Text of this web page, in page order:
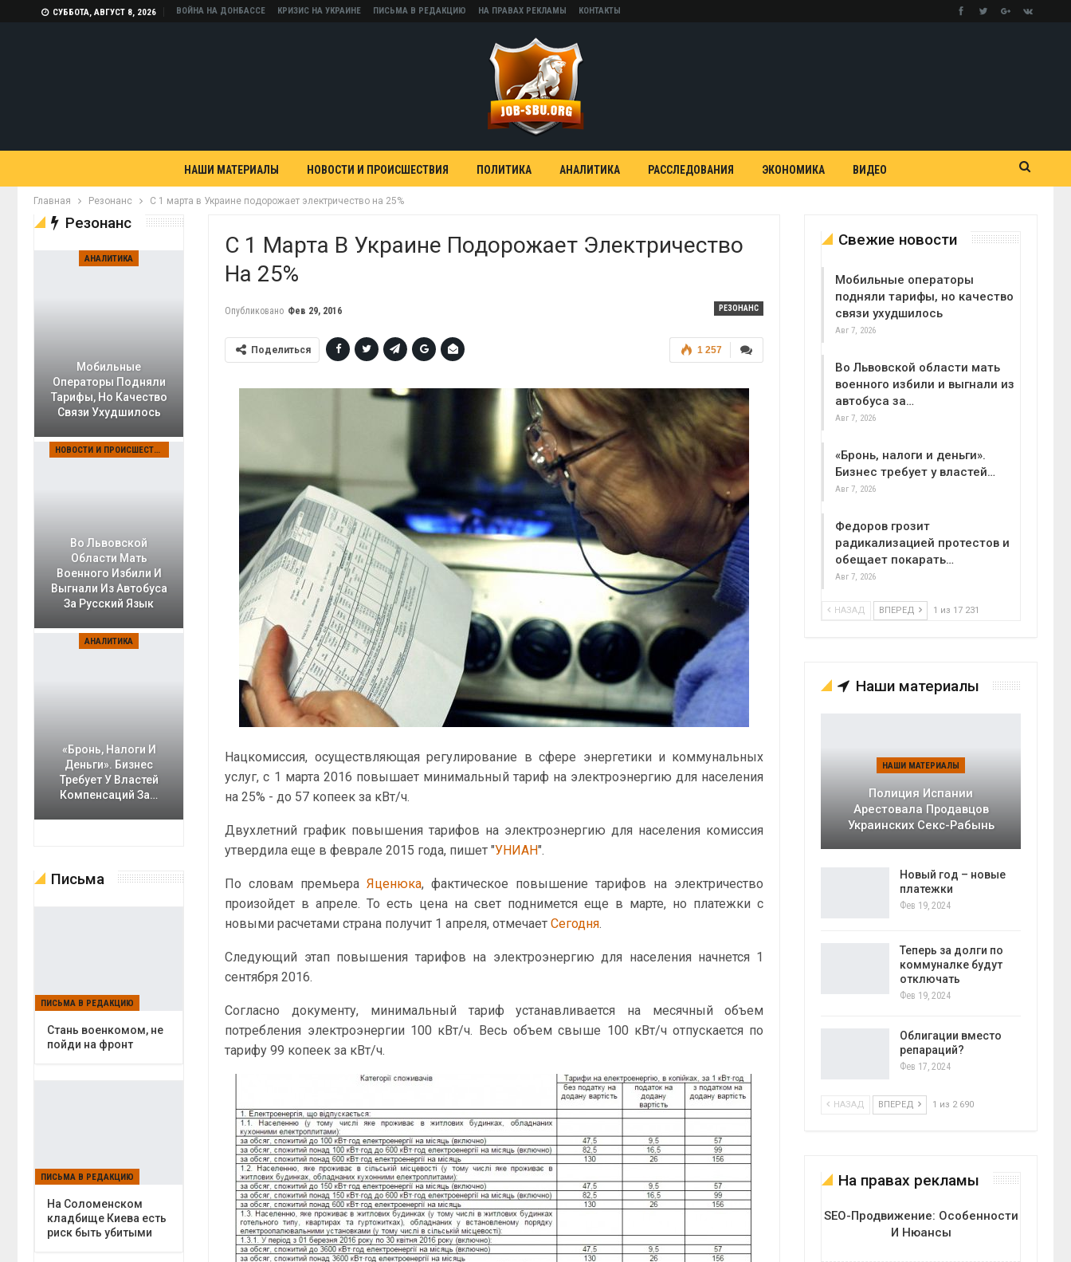
СУББОТА, АВГУСТ 8, 2026 ВОЙНА НА ДОНБАССЕ КРИЗИС НА УКРАИНЕ ПИСЬМА В РЕДАКЦИЮ НА ПРАВАХ РЕКЛАМЫ КОНТАКТЫ
НАШИ МАТЕРИАЛЫ НОВОСТИ И ПРОИСШЕСТВИЯ ПОЛИТИКА АНАЛИТИКА РАССЛЕДОВАНИЯ ЭКОНОМИКА ВИДЕО
Главная Резонанс С 1 марта в Украине подорожает электричество на 25%
С 1 Марта В Украине Подорожает Электричество
На 25%
РЕЗОНАНС
Опубликовано Фев 29, 2016
1 257
Поделиться
Нацкомиссия, осуществляющая регулирование в сфере энергетики и коммунальных
услуг, с 1 марта 2016 повышает минимальный тариф на электроэнергию для населения
на 25% - до 57 копеек за кВт/ч.
Двухлетний график повышения тарифов на электроэнергию для населения комиссия
утвердила еще в феврале 2015 года, пишет "УНИАН".
По словам премьераЯценюка, фактическое повышение тарифов на электричество
произойдет в апреле. То есть цена на свет поднимется еще в марте, но платежки с
новыми расчетами страна получит 1 апреля, отмечаетСегодня.
Следующий этап повышения тарифов на электроэнергию для населения начнется 1
сентября 2016.
Согласно документу, минимальный тариф устанавливается на месячный объем
потребления электроэнергии 100 кВт/ч. Весь объем свыше 100 кВт/ч отпускается по
тарифу 99 копеек за кВт/ч.
Свежие новости
Мобильные операторы
подняли тарифы, но качество
связи ухудшилось
Авг 7, 2026
Во Львовской области мать
военного избили и выгнали из
автобуса за…
Авг 7, 2026
«Бронь, налоги и деньги».
Бизнес требует у властей…
Авг 7, 2026
Федоров грозит
радикализацией протестов и
обещает покарать…
Авг 7, 2026
НАЗАД ВПЕРЕД 1 из 17 231
Наши материалы
НАШИ МАТЕРИАЛЫ
Полиция Испании
Арестовала Продавцов
Украинских Секс-Рабынь
Новый год – новые
платежки
Фев 19, 2024
Теперь за долги по
коммуналке будут
отключать
Фев 19, 2024
Облигации вместо
репараций?
Фев 17, 2024
НАЗАД ВПЕРЕД 1 из 2 690
На правах рекламы
SEO-Продвижение: Особенности
И Нюансы
Резонанс
АНАЛИТИКА
Мобильные
Операторы Подняли
Тарифы, Но Качество
Связи Ухудшилось
НОВОСТИ И ПРОИСШЕСТВИЯ
Во Львовской
Области Мать
Военного Избили И
Выгнали Из Автобуса
За Русский Язык
АНАЛИТИКА
«Бронь, Налоги И
Деньги». Бизнес
Требует У Властей
Компенсаций За…
Письма
ПИСЬМА В РЕДАКЦИЮ
Cтань военкомом, не
пойди на фронт
ПИСЬМА В РЕДАКЦИЮ
На Соломенском
кладбище Киева есть
риск быть убитыми